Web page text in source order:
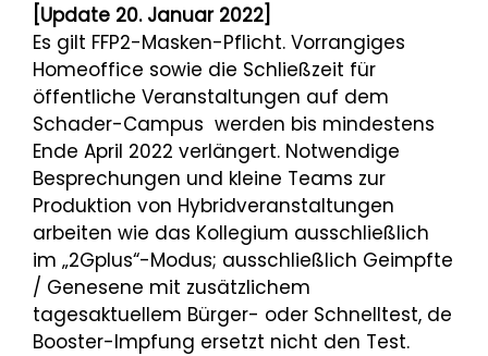
[Update 20. Januar 2022]
Es gilt FFP2-Masken-Pflicht. Vorrangiges
Homeoffice sowie die Schließzeit für
öffentliche Veranstaltungen auf dem
Schader-Campus werden bis mindestens
Ende April 2022 verlängert. Notwendige
Besprechungen und kleine Teams zur
Produktion von Hybridveranstaltungen
arbeiten wie das Kollegium ausschließlich
im „2Gplus“-Modus; ausschließlich Geimpfte
/ Genesene mit zusätzlichem
tagesaktuellem Bürger- oder Schnelltest, de
Booster-Impfung ersetzt nicht den Test.